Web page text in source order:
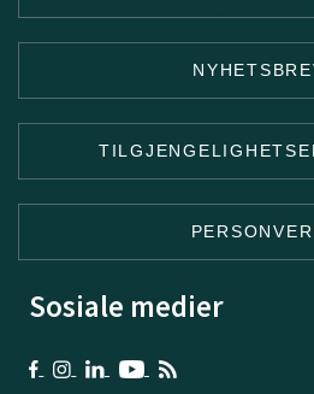
Sosiale medier